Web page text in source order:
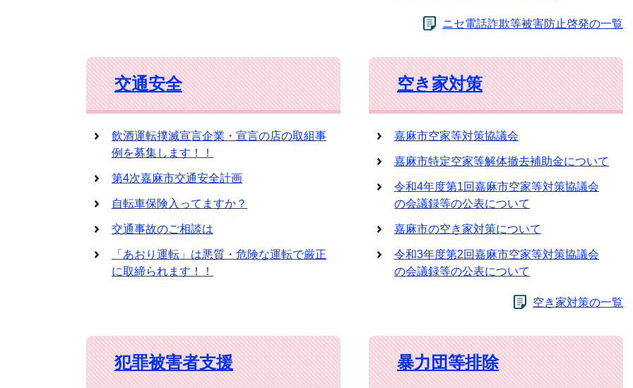
ニセ電話詐欺等被害防止啓発の一覧
交通安全
飲酒運転撲滅宣言企業・宣言の店の取組事
例を募集します！！
第4次嘉麻市交通安全計画
自転車保険入ってますか？
交通事故のご相談は
「あおり運転」は悪質・危険な運転で厳正
に取締られます！！
空き家対策
嘉麻市空家等対策協議会
嘉麻市特定空家等解体撤去補助金について
令和4年度第1回嘉麻市空家等対策協議会
の会議録等の公表について
嘉麻市の空き家対策について
令和3年度第2回嘉麻市空家等対策協議会
の会議録等の公表について
空き家対策の一覧
犯罪被害者支援 暴力団等排除